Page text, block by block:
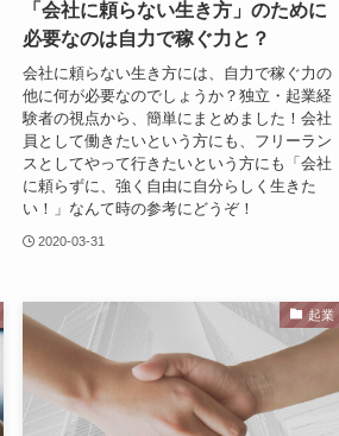
「会社に頼らない生き方」のために
必要なのは自力で稼ぐ力と？
会社に頼らない生き方には、自力で稼ぐ力の
他に何が必要なのでしょうか？独立・起業経
験者の視点から、簡単にまとめました！会社
員として働きたいという方にも、フリーラン
スとしてやって行きたいという方にも「会社
に頼らずに、強く自由に自分らしく生きた
い！」なんて時の参考にどうぞ！
2020-03-31
起業